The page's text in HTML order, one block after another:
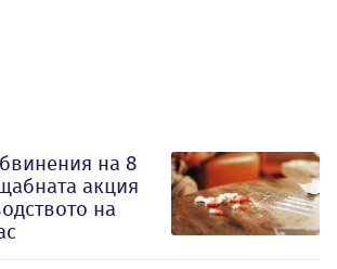
на 8
акция
на